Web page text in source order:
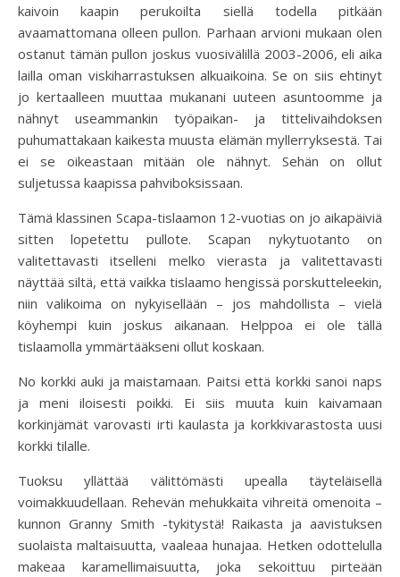
kaivoin kaapin perukoilta siellä todella pitkään
avaamattomana olleen pullon. Parhaan arvioni mukaan olen
ostanut tämän pullon joskus vuosivälillä 2003-2006, eli aika
lailla oman viskiharrastuksen alkuaikoina. Se on siis ehtinyt
jo kertaalleen muuttaa mukanani uuteen asuntoomme ja
nähnyt useammankin työpaikan- ja tittelivaihdoksen
puhumattakaan kaikesta muusta elämän myllerryksestä. Tai
ei se oikeastaan mitään ole nähnyt. Sehän on ollut
suljetussa kaapissa pahviboksissaan.
Tämä klassinen Scapa-tislaamon 12-vuotias on jo aikapäiviä
sitten lopetettu pullote. Scapan nykytuotanto on
valitettavasti itselleni melko vierasta ja valitettavasti
näyttää siltä, että vaikka tislaamo hengissä porskutteleekin,
niin valikoima on nykyisellään – jos mahdollista – vielä
köyhempi kuin joskus aikanaan. Helppoa ei ole tällä
tislaamolla ymmärtääkseni ollut koskaan.
No korkki auki ja maistamaan. Paitsi että korkki sanoi naps
ja meni iloisesti poikki. Ei siis muuta kuin kaivamaan
korkinjämät varovasti irti kaulasta ja korkkivarastosta uusi
korkki tilalle.
Tuoksu yllättää välittömästi upealla täyteläisellä
voimakkuudellaan. Rehevän mehukkaita vihreitä omenoita –
kunnon Granny Smith -tykitystä! Raikasta ja aavistuksen
suolaista maltaisuutta, vaaleaa hunajaa. Hetken odottelulla
makeaa karamellimaisuutta, joka sekoittuu pirteään